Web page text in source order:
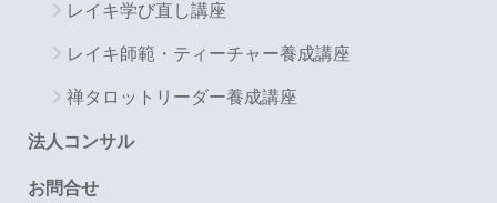
レイキ学び直し講座
レイキ師範・ティーチャー養成講座
禅タロットリーダー養成講座
法人コンサル
お問合せ